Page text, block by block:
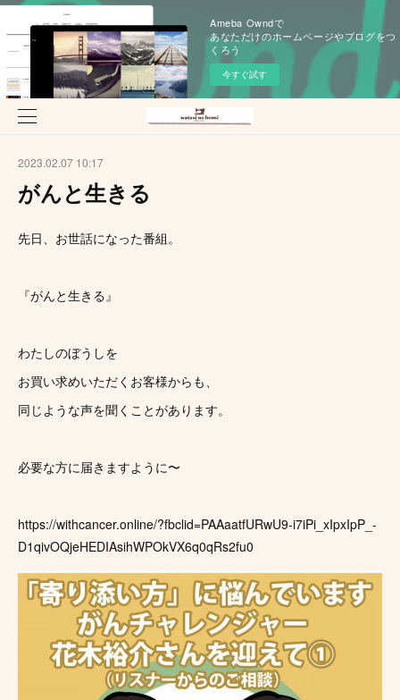
Ameba Owndで
あなただけのホームページやブログをつ
くろう
今すぐ試す
2023.02.07 10:17
がんと生きる
先日、お世話になった番組。
『がんと生きる』
わたしのぼうしを
お買い求めいただくお客様からも、
同じような声を聞くことがあります。
必要な方に届きますように〜
https://withcancer.online/?fbclid=PAAaatfURwU9-i7iPi_xIpxIpP_-
D1qivOQjeHEDIAsihWPOkVX6q0qRs2fu0